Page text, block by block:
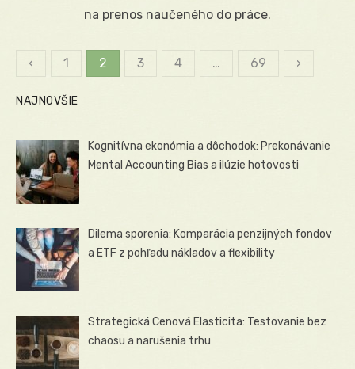
na prenos naučeného do práce.
Stránkovanie
príspevkov
‹ 1 2 3 4 … 69 ›
NAJNOVŠIE
Kognitívna ekonómia a dôchodok: Prekonávanie
Mental Accounting Bias a ilúzie hotovosti
Dilema sporenia: Komparácia penzijných fondov
a ETF z pohľadu nákladov a flexibility
Strategická Cenová Elasticita: Testovanie bez
chaosu a narušenia trhu